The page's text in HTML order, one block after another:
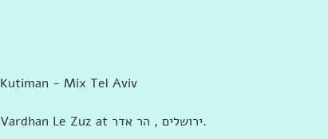
Kutiman - Mix Tel Aviv
‎Vardhan Le Zuz at ‎‎ירושלים , הר אדר‎‎‎.